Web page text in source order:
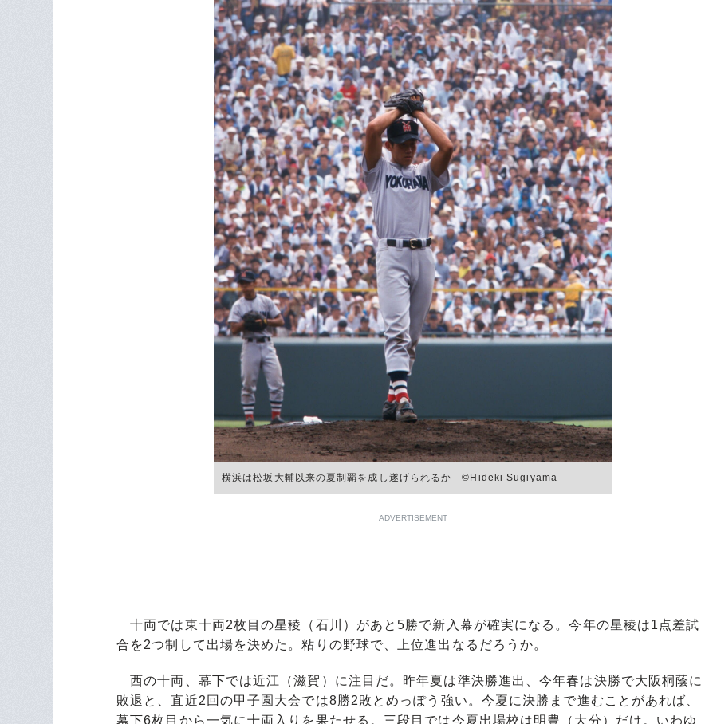
横浜は松坂大輔以来の夏制覇を成し遂げられるか ©Hideki Sugiyama
ADVERTISEMENT
十両では東十両2枚目の星稜（石川）があと5勝で新入幕が確実になる。今年の星稜は1点差試
合を2つ制して出場を決めた。粘りの野球で、上位進出なるだろうか。
西の十両、幕下では近江（滋賀）に注目だ。昨年夏は準決勝進出、今年春は決勝で大阪桐蔭に
敗退と、直近2回の甲子園大会では8勝2敗とめっぽう強い。今夏に決勝まで進むことがあれば、
幕下6枚目から一気に十両入りを果たせる。三段目では今夏出場校は明豊（大分）だけ。いわゆ